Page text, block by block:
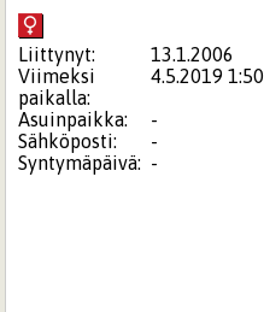
Liittynyt:
13.1.2006
Viimeksi
paikalla:
4.5.2019 1:50
Asuinpaikka:
-
Sähköposti:
-
Syntymäpäivä: -